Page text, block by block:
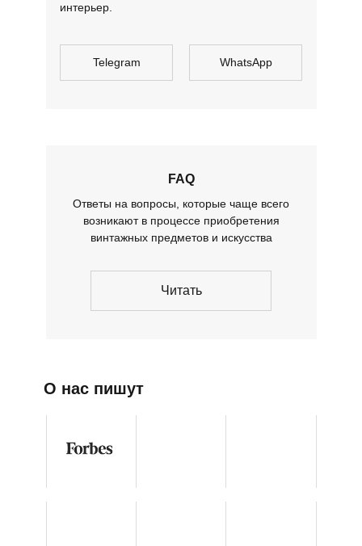
Telegram WhatsApp
интерьер.
FAQ
Ответы на вопросы, которые чаще всего
возникают в процессе приобретения
винтажных предметов и искусства
Читать
О нас пишут